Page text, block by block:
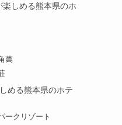
楽しめる熊本県のホ
萬
める熊本県のホテ
クリゾート